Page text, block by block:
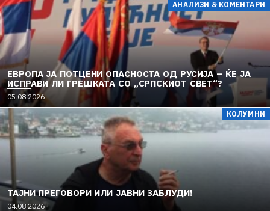
АНАЛИЗИ & КОМЕНТАРИ
ЕВРОПА ЈА ПОТЦЕНИ ОПАСНОСТА ОД РУСИЈА – ЌЕ ЈА
ИСПРАВИ ЛИ ГРЕШКАТА СО „СРПСКИОТ СВЕТ“?
05.08.2026
КОЛУМНИ
TAЈНИ ПРЕГОВОРИ ИЛИ ЈАВНИ ЗАБЛУДИ!
04.08.2026